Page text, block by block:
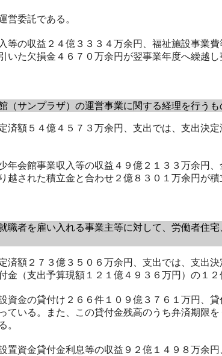
委託である。
の収益２４億３３３４万余円、福祉施設事業
た欠損金４６７０万余円が翌事業年度へ繰越し
サンプラザ）の運営事業に関する経理を行うも
額５４億４５７３万余円、支出では、支出決
会館事業収入等の収益４９億２１３３万余円
された積立金と合わせ２億８３０１万余円が積
者を雇い入れる事業主等に対して、労働者住
額２７３億３５０６万余円、支出では、支出
（支出予算現額１２１億４９３６万円）の１２
金の貸付け２６６件１０９億３７６１万円、
いる。また、この貸付金残高のうち弁済期限
。
資金貸付金利息等の収益９２億１４９８万余